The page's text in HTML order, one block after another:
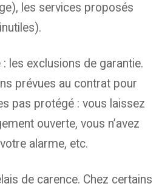
les services proposés
les exclusions de garantie.
prévues au contrat pour
pas protégé : vous laissez
ouverte, vous n’avez
alarme, etc.
de carence. Chez certains